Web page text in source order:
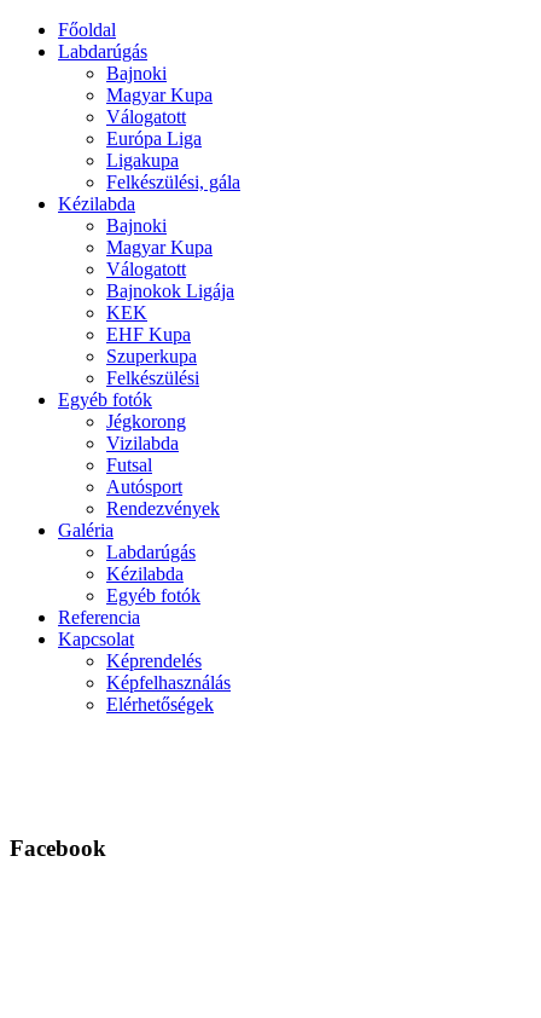
Főoldal
Labdarúgás
Bajnoki
Magyar Kupa
Válogatott
Európa Liga
Ligakupa
Felkészülési, gála
Kézilabda
Bajnoki
Magyar Kupa
Válogatott
Bajnokok Ligája
KEK
EHF Kupa
Szuperkupa
Felkészülési
Egyéb fotók
Jégkorong
Vizilabda
Futsal
Autósport
Rendezvények
Galéria
Labdarúgás
Kézilabda
Egyéb fotók
Referencia
Kapcsolat
Képrendelés
Képfelhasználás
Elérhetőségek
Facebook